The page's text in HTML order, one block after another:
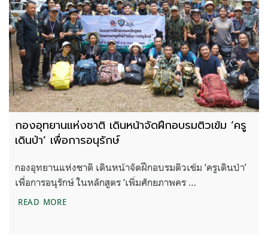
กองอุทยานแห่งชาติ เดินหน้าจัดฝึกอบรมติวเข้ม ‘ครู
เดินป่า’ เพื่อการอนุรักษ์
กองอุทยานแห่งชาติ เดินหน้าจัดฝึกอบรมติวเข้ม ‘ครูเดินป่า’
เพื่อการอนุรักษ์ ในหลักสูตร ‘เพิ่มศักยภาพคร …
READ MOREกองอุทยานแห่งชาติ เดินหน้าจัดฝึกอบรมติวเข้ม ‘ครูเ